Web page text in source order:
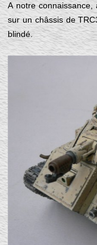
A notre connaissance,
sur un châssis de
blindé.